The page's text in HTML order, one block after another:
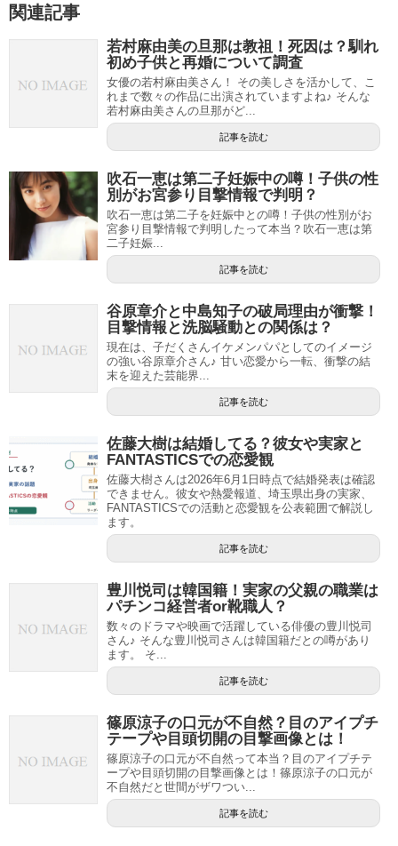
関連記事
若村麻由美の旦那は教祖！死因は？馴れ
初め子供と再婚について調査
女優の若村麻由美さん！ その美しさを活かして、こ
れまで数々の作品に出演されていますよね♪ そんな
若村麻由美さんの旦那がど...
記事を読む
吹石一恵は第二子妊娠中の噂！子供の性
別がお宮参り目撃情報で判明？
吹石一恵は第二子を妊娠中との噂！子供の性別がお
宮参り目撃情報で判明したって本当？吹石一恵は第
二子妊娠...
記事を読む
谷原章介と中島知子の破局理由が衝撃！
目撃情報と洗脳騒動との関係は？
現在は、子だくさんイケメンパパとしてのイメージ
の強い谷原章介さん♪ 甘い恋愛から一転、衝撃の結
末を迎えた芸能界...
記事を読む
佐藤大樹は結婚してる？彼女や実家と
FANTASTICSでの恋愛観
佐藤大樹さんは2026年6月1日時点で結婚発表は確認
できません。彼女や熱愛報道、埼玉県出身の実家、
FANTASTICSでの活動と恋愛観を公表範囲で解説し
ます。
記事を読む
豊川悦司は韓国籍！実家の父親の職業は
パチンコ経営者or靴職人？
数々のドラマや映画で活躍している俳優の豊川悦司
さん♪ そんな豊川悦司さんは韓国籍だとの噂があり
ます。 そ...
記事を読む
篠原涼子の口元が不自然？目のアイプチ
テープや目頭切開の目撃画像とは！
篠原涼子の口元が不自然って本当？目のアイプチテ
ープや目頭切開の目撃画像とは！篠原涼子の口元が
不自然だと世間がザワつい...
記事を読む